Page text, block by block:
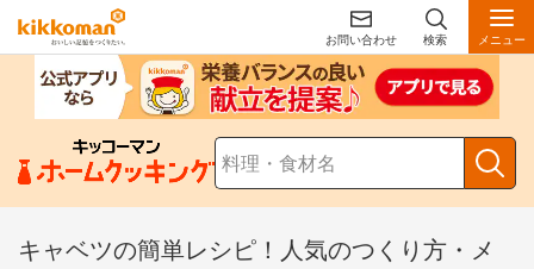
お問い合わせ 検索 メニュー
キャベツの簡単レシピ！人気のつくり方・メ